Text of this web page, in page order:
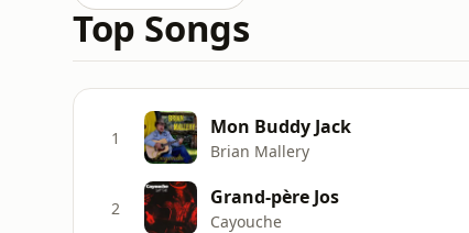
Top Songs
1 Mon Buddy Jack
Brian Mallery
2 Grand-père Jos
Cayouche